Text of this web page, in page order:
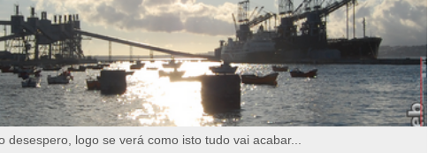
logo se verá como isto tudo vai acabar...